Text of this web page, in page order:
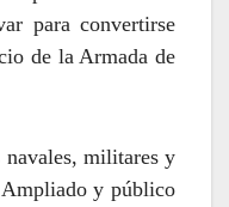
para convertirse
de la Armada de
navales, militares y
y público